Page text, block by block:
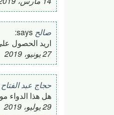
صالح says:
اريد الحصول
27 يونيو، 2019
حجاج عبد الفتاح
هل هذا الدواء
29 يوليو، 2019